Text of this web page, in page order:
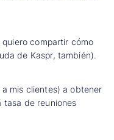
compartir cómo
de Kaspr, también).
mis clientes) a obtener
tasa de reuniones